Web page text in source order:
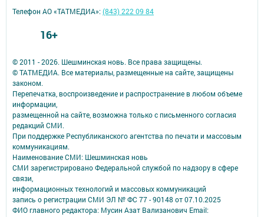
© 2011 - 2026. Шешминская новь. Все права защищены.
© ТАТМЕДИА. Все материалы, размещенные на сайте, защищены
законом.
Перепечатка, воспроизведение и распространение в любом объеме
информации,
размещенной на сайте, возможна только с письменного согласия
редакций СМИ.
При поддержке Республиканского агентства по печати и массовым
коммуникациям.
Наименование СМИ: Шешминская новь
СМИ зарегистрировано Федеральной службой по надзору в сфере
связи,
информационных технологий и массовых коммуникаций
запись о регистрации СМИ ЭЛ № ФС 77 - 90148 от 07.10.2025
ФИО главного редактора: Мусин Азат Вализанович Email:
Телефон АО «ТАТМЕДИА»:(843) 222 09 84
16+